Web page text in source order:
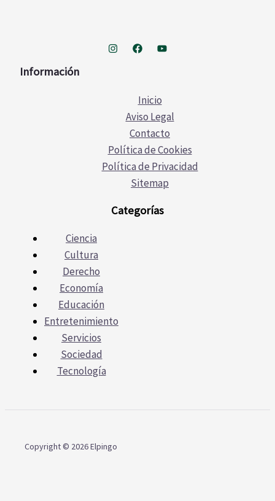
Información
Inicio
Aviso Legal
Contacto
Política de Cookies
Política de Privacidad
Sitemap
Categorías
Ciencia
Cultura
Derecho
Economía
Educación
Entretenimiento
Servicios
Sociedad
Tecnología
Copyright © 2026 Elpingo